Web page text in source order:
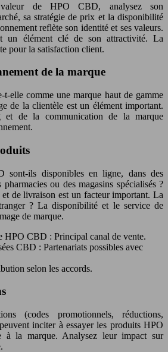
de HPO CBD, analysez son
sa stratégie de prix et la disponibilité
reflète son identité et ses valeurs.
un élément clé de son attractivité. La
pour la satisfaction client.
de la marque
elle comme une marque haut de gamme
de la clientèle est un élément important.
et de la communication de la marque
sont-ils disponibles en ligne, dans des
ou des magasins spécialisés ?
de livraison est un facteur important. La
? La disponibilité et le service de
de marque.
HPO CBD : Principal canal de vente.
CBD : Partenariats possibles avec
selon les accords.
(codes promotionnels, réductions,
inciter à essayer les produits HPO
la marque. Analysez leur impact sur